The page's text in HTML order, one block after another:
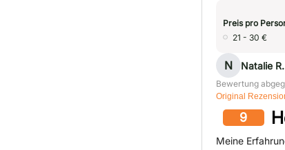
Preis pro
21 - 30 €
N Natalie R.
Bewertung
Original
9
Meine